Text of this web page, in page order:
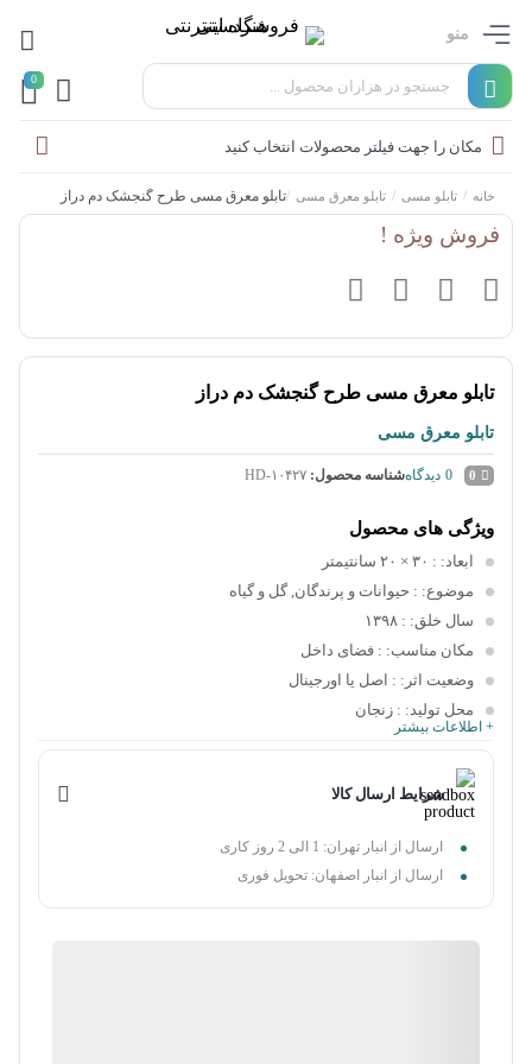
منو
0
مکان را جهت فیلتر محصولات انتخاب کنید
خانه / تابلو مسی / تابلو معرق مسی /تابلو معرق مسی طرح گنجشک دم دراز
فروش ویژه !
تابلو معرق مسی طرح گنجشک دم دراز
تابلو معرق مسی
0
0 دیدگاهشناسه محصول: HD-۱۰۴۲۷
ویژگی های محصول
ابعاد: : ۳۰ × ۲۰ سانتیمتر
موضوع: : حیوانات و پرندگان, گل و گیاه
سال خلق: : ۱۳۹۸
مکان مناسب: : فضای داخل
وضعیت اثر: : اصل یا اورجینال
محل تولید: : زنجان
+ اطلاعات بیشتر
شرایط ارسال کالا
ارسال از انبار تهران: 1 الی 2 روز کاری
ارسال از انبار اصفهان: تحویل فوری